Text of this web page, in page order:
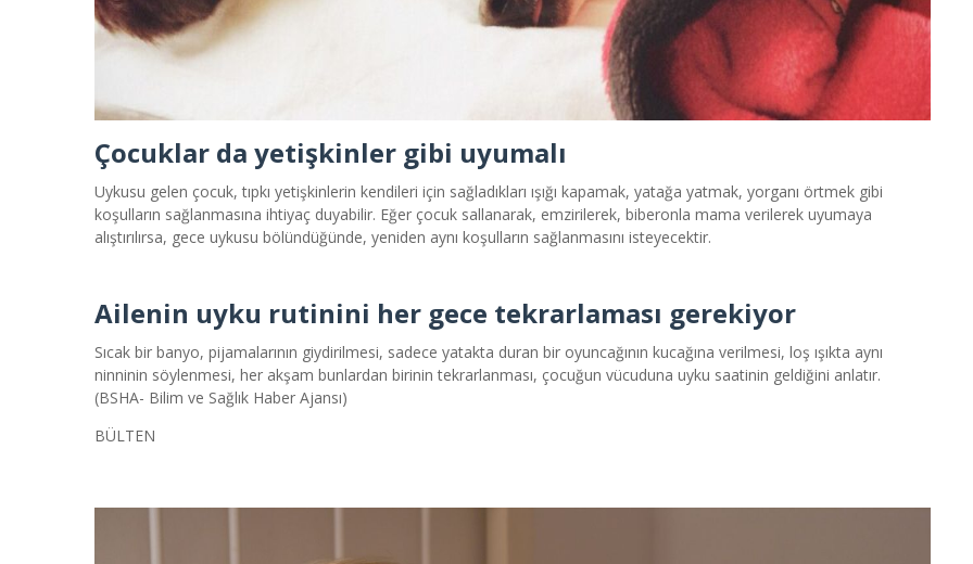
Çocuklar da yetişkinler gibi uyumalı
Uykusu gelen çocuk, tıpkı yetişkinlerin kendileri için sağladıkları ışığı kapamak, yatağa yatmak, yorganı örtmek gibi
koşulların sağlanmasına ihtiyaç duyabilir. Eğer çocuk sallanarak, emzirilerek, biberonla mama verilerek uyumaya
alıştırılırsa, gece uykusu bölündüğünde, yeniden aynı koşulların sağlanmasını isteyecektir.
Ailenin uyku rutinini her gece tekrarlaması gerekiyor
Sıcak bir banyo, pijamalarının giydirilmesi, sadece yatakta duran bir oyuncağının kucağına verilmesi, loş ışıkta aynı
ninninin söylenmesi, her akşam bunlardan birinin tekrarlanması, çocuğun vücuduna uyku saatinin geldiğini anlatır.
(BSHA- Bilim ve Sağlık Haber Ajansı)
BÜLTEN